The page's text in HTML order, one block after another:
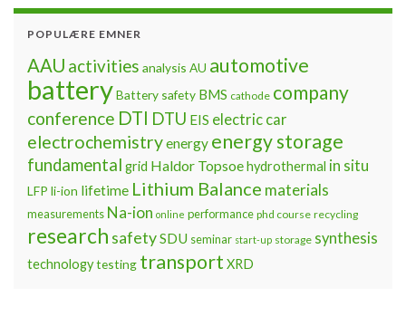
POPULÆRE EMNER
AAU activities analysis AU automotive
batteryBattery safety BMS cathode company
conference DTI DTU EIS electric car
electrochemistryenergy energy storage
fundamental grid Haldor Topsoehydrothermal in situ
LFP li-ion lifetime Lithium Balance materials
measurements Na-ion online performance phd course recycling
research safetySDU seminar start-up storage synthesis
technologytesting transport XRD